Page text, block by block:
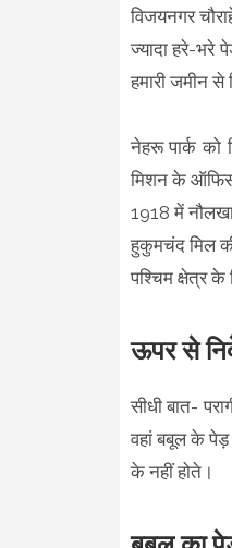
विजयनगर
ज्यादा हरे-भरे
हमारी जमीन
नेहरू पार्क को
मिशन के ऑफिस
1918 में
हुकुमचंद मिल
पश्चिम क्षेत्र
ऊपर से
सीधी बात-
वहां बबूल के
के नहीं होते।